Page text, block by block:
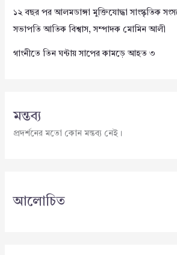
১২ বছর পর আলমডাঙ্গা মুক্তিযোদ্ধা সাংস্কৃতিক
সভাপতি আতিক বিশ্বাস, সম্পাদক মোমিন আলী
গাংনীতে তিন ঘন্টায় সাপের কামড়ে আহত ৩
মন্তব্য
প্রদর্শনের মতো কোন মন্তব্য নেই।
আলোচিত